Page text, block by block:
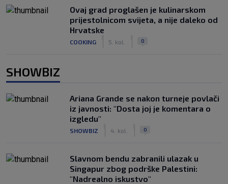
Ovaj grad proglašen je kulinarskom
prijestolnicom svijeta, a nije daleko od
Hrvatske
COOKING 5. kol. 0
SHOWBIZ
Ariana Grande se nakon turneje povlači
iz javnosti: "Dosta joj je komentara o
izgledu"
SHOWBIZ 4. kol. 0
Slavnom bendu zabranili ulazak u
Singapur zbog podrške Palestini:
"Nadrealno iskustvo"